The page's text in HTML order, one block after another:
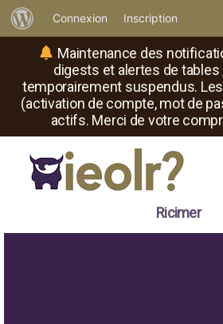
Maintenance des
digests et alertes de
temporairement suspendus.
(activation de compte, mot de
actifs. Merci de votre
propos
de
WordPress
Connexion Inscription
où
Ricimer